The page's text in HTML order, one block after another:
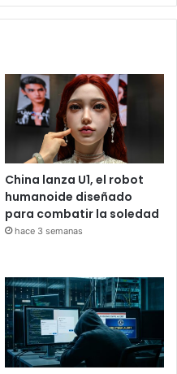
China lanza U1, el robot
humanoide diseñado
para combatir la soledad
hace 3 semanas